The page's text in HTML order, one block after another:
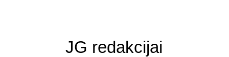
JG redakcijai